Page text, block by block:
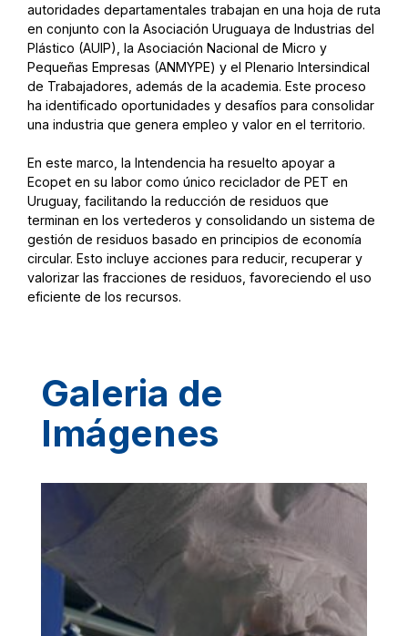
autoridades departamentales trabajan en una hoja de ruta
en conjunto con la Asociación Uruguaya de Industrias del
Plástico (AUIP), la Asociación Nacional de Micro y
Pequeñas Empresas (ANMYPE) y el Plenario Intersindical
de Trabajadores, además de la academia. Este proceso
ha identificado oportunidades y desafíos para consolidar
una industria que genera empleo y valor en el territorio.
En este marco, la Intendencia ha resuelto apoyar a
Ecopet en su labor como único reciclador de PET en
Uruguay, facilitando la reducción de residuos que
terminan en los vertederos y consolidando un sistema de
gestión de residuos basado en principios de economía
circular. Esto incluye acciones para reducir, recuperar y
valorizar las fracciones de residuos, favoreciendo el uso
eficiente de los recursos.
Galeria de
Imágenes